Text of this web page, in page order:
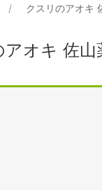
クスリのアオキ
オキ 佐山